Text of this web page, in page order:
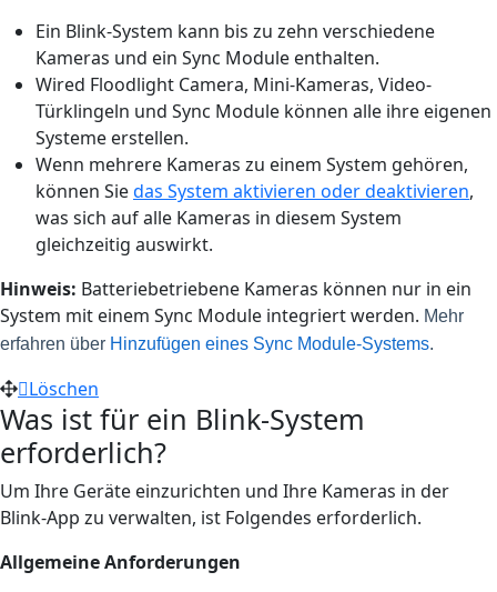
Ein Blink-System kann bis zu zehn verschiedene
Kameras und ein Sync Module enthalten.
Wired Floodlight Camera, Mini-Kameras, Video-
Türklingeln und Sync Module können alle ihre eigenen
Systeme erstellen.
Wenn mehrere Kameras zu einem System gehören,
können Siedas System aktivieren oder deaktivieren,
was sich auf alle Kameras in diesem System
gleichzeitig auswirkt.
Hinweis: Batteriebetriebene Kameras können nur in ein
System mit einem Sync Module integriert werden. Mehr
erfahren über Hinzufügen eines Sync Module-Systems.
Löschen
Was ist für ein Blink-System
erforderlich?
Um Ihre Geräte einzurichten und Ihre Kameras in der
Blink-App zu verwalten, ist Folgendes erforderlich.
Allgemeine Anforderungen